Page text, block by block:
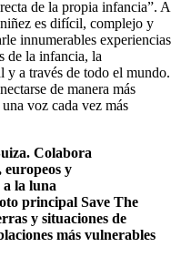
de la propia infancia”. A
es difícil, complejo y
innumerables experiencias
de la infancia, la
y a través de todo el mundo.
de manera más
voz cada vez más
Colabora
europeos y
la luna
principal Save The
y situaciones de
más vulnerables